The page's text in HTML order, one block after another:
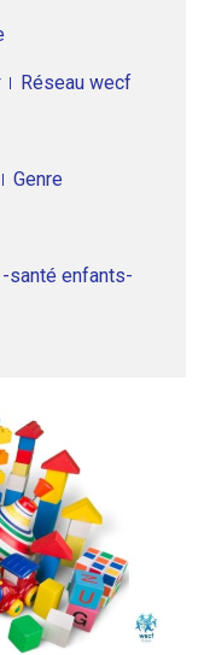
Réseau wecf
Genre
santé enfants-